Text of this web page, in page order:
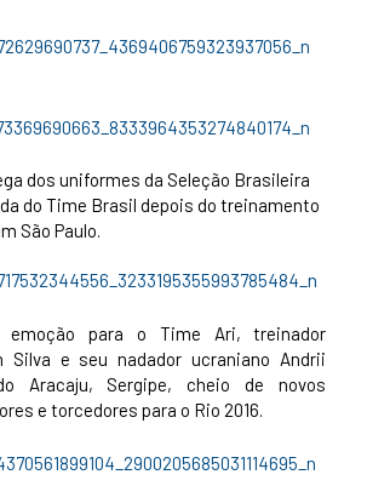
dos uniformes da Seleção Brasileira
do Time Brasil depois do treinamento
São Paulo.
emoção para o Time Ari, treinador
Silva e seu nadador ucraniano Andrii
Aracaju, Sergipe, cheio de novos
e torcedores para o Rio 2016.